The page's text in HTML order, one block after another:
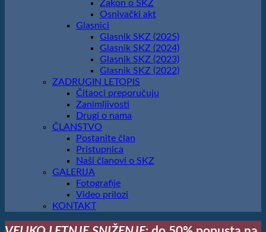
Zakon o SKZ
Osnivački akt
Glasnici
Glasnik SKZ (2025)
Glasnik SKZ (2024)
Glasnik SKZ (2023)
Glasnik SKZ (2022)
ZADRUGIN LETOPIS
Čitaoci preporučuju
Zanimljivosti
Drugi o nama
ČLANSTVO
Postanite član
Pristupnica
Naši članovi o SKZ
GALERIJA
Fotografije
Video prilozi
KONTAKT